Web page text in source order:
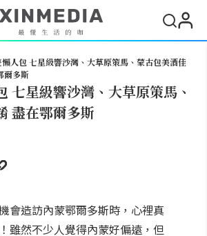
懶人包 七星級響沙灣、大草原策馬、蒙古包美酒佳
爾多斯
七星級響沙灣、大草原策馬、
盡在鄂爾多斯
會造訪內蒙鄂爾多斯時，心裡真
雖然不少人覺得內蒙好偏遠，但